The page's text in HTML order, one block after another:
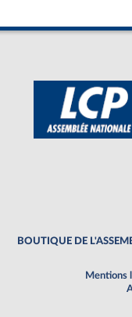
BOUTIQUE DE
Mentions